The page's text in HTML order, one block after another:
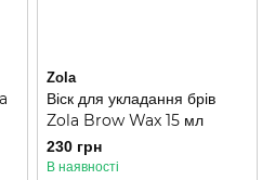
Zola
Віск для укладання брів
Zola Brow Wax 15 мл
230 грн
В наявності